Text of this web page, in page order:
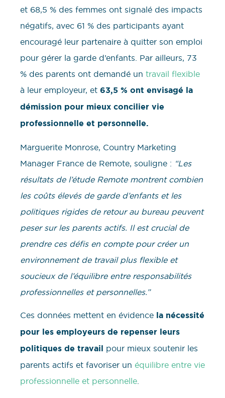
et 68,5 % des femmes ont signalé des impacts
négatifs, avec 61 % des participants ayant
encouragé leur partenaire à quitter son emploi
pour gérer la garde d’enfants. Par ailleurs, 73
% des parents ont demandé un travail flexible
à leur employeur, et 63,5 % ont envisagé la
démission pour mieux concilier vie
professionnelle et personnelle.
Marguerite Monrose, Country Marketing
Manager France de Remote, souligne : “Les
résultats de l’étude Remote montrent combien
les coûts élevés de garde d’enfants et les
politiques rigides de retour au bureau peuvent
peser sur les parents actifs. Il est crucial de
prendre ces défis en compte pour créer un
environnement de travail plus flexible et
soucieux de l’équilibre entre responsabilités
professionnelles et personnelles.”
Ces données mettent en évidence la nécessité
pour les employeurs de repenser leurs
politiques de travail pour mieux soutenir les
parents actifs et favoriser un équilibre entre vie
professionnelle et personnelle